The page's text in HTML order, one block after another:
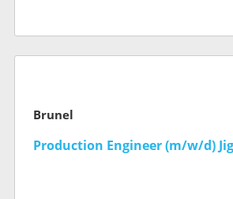
Brunel
Production Engineer (m/w/d)